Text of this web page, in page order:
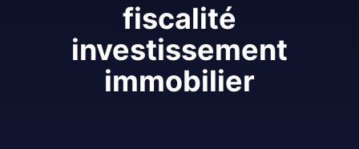
fiscalité
investissement
immobilier